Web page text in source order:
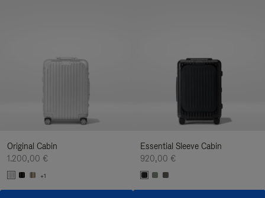
Original Cabin
1.200,00 €
+1
Essential Sleeve Cabin
920,00 €